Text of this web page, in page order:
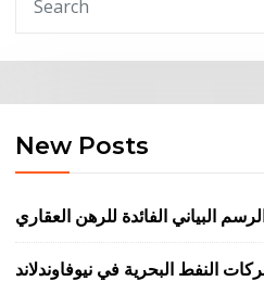
New Posts
البياني الفائدة للرهن العقاري
النفط البحرية في نيوفاوندلاند